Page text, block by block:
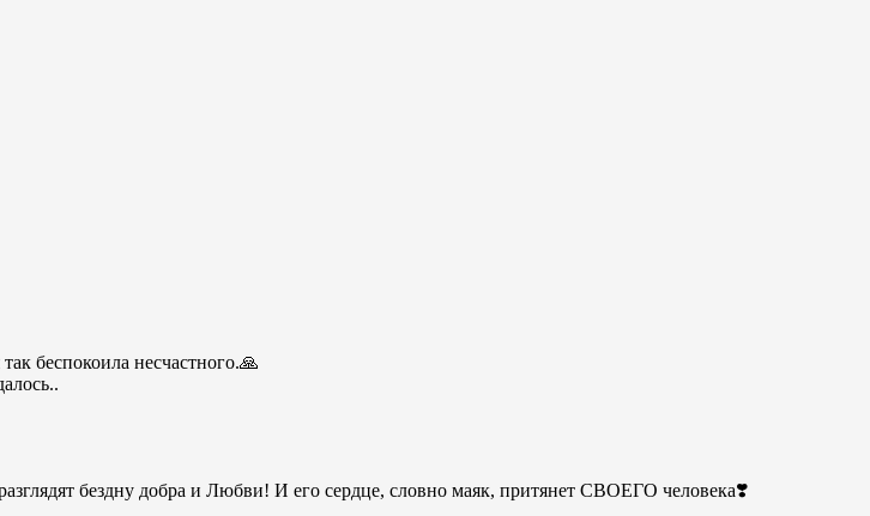
беспокоила несчастного.🙏
бездну добра и Любви! И его сердце, словно маяк, притянет СВОЕГО человека❣️